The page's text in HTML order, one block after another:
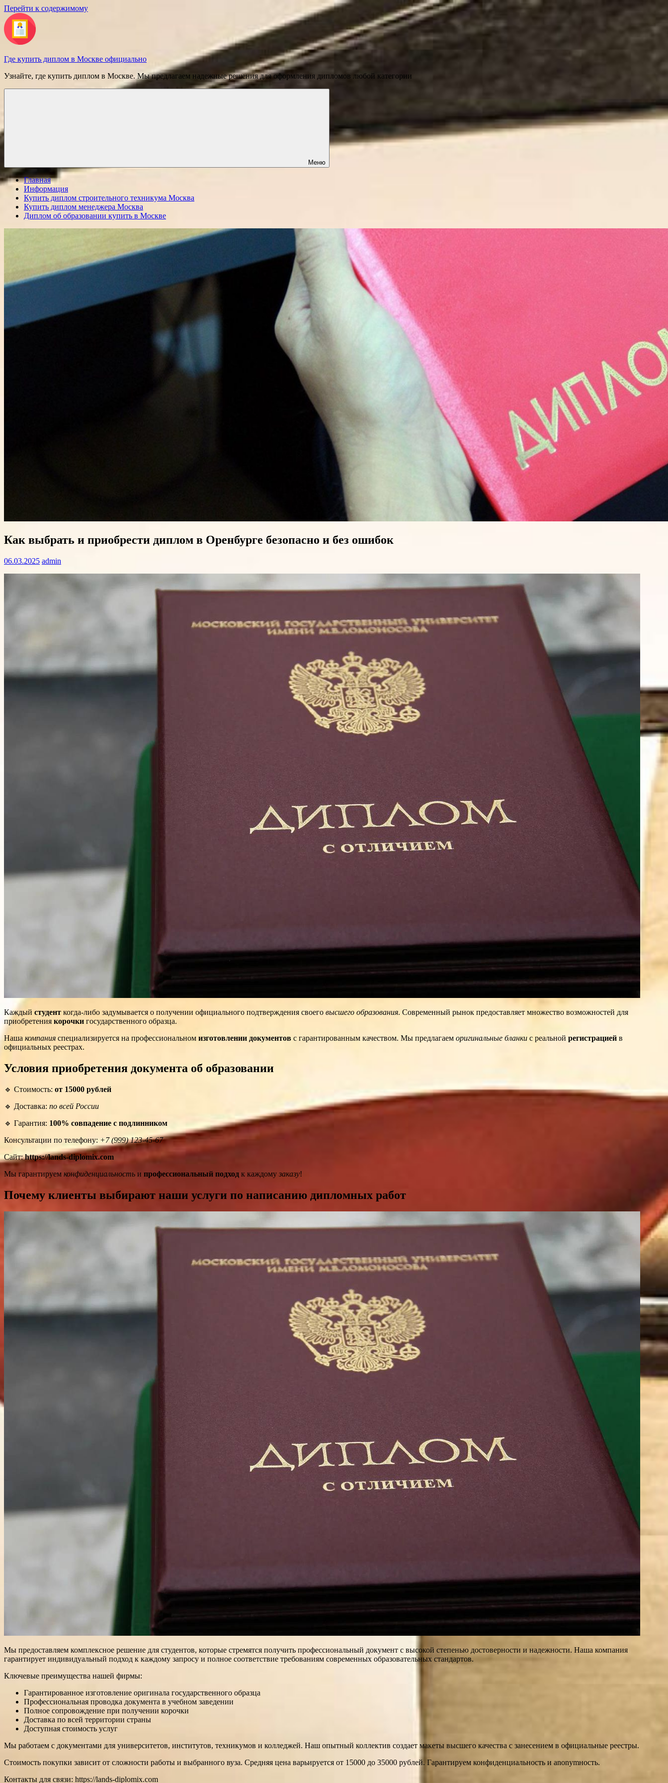
Перейти к содержимому
Где купить диплом в Москве официально
Узнайте, где купить диплом в Москве. Мы предлагаем надежные решения для оформления дипломов любой категории
Меню
Главная
Информация
Купить диплом строительного техникума Москва
Купить диплом менеджера Москва
Диплом об образовании купить в Москве
Как выбрать и приобрести диплом в Оренбурге безопасно и без ошибок
06.03.2025 admin
Каждый студент когда-либо задумывается о получении официального подтверждения своего высшего образования. Современный рынок предоставляет множество возможностей для
приобретения корочки государственного образца.
Наша компания специализируется на профессиональном изготовлении документов с гарантированным качеством. Мы предлагаем оригинальные бланки с реальной регистрацией в
официальных реестрах.
Условия приобретения документа об образовании
🔹 Стоимость: от 15000 рублей
🔹 Доставка: по всей России
🔹 Гарантия: 100% совпадение с подлинником
Консультации по телефону: +7 (999) 123-45-67
Сайт:https://lands-diplomix.com
Мы гарантируем конфиденциальность и профессиональный подход к каждому заказу!
Почему клиенты выбирают наши услуги по написанию дипломных работ
Мы предоставляем комплексное решение для студентов, которые стремятся получить профессиональный документ с высокой степенью достоверности и надежности. Наша компания
гарантирует индивидуальный подход к каждому запросу и полное соответствие требованиям современных образовательных стандартов.
Ключевые преимущества нашей фирмы:
Гарантированное изготовление оригинала государственного образца
Профессиональная проводка документа в учебном заведении
Полное сопровождение при получении корочки
Доставка по всей территории страны
Доступная стоимость услуг
Мы работаем с документами для университетов, институтов, техникумов и колледжей. Наш опытный коллектив создает макеты высшего качества с занесением в официальные реестры.
Стоимость покупки зависит от сложности работы и выбранного вуза. Средняя цена варьируется от 15000 до 35000 рублей. Гарантируем конфиденциальность и anonymность.
Контакты для связи: https://lands-diplomix.com